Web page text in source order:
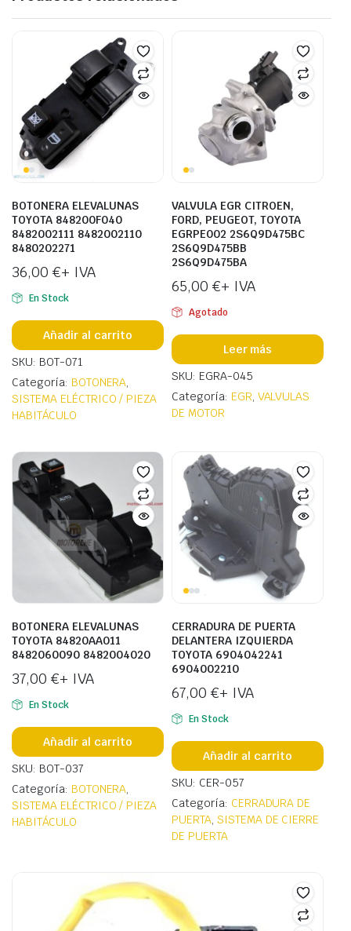
BOTONERA ELEVALUNAS
TOYOTA 848200F040
8482002111 8482002110
8480202271
36,00 €+ IVA
En Stock
Añadir al carrito
SKU: BOT-071
Categoría: BOTONERA,
SISTEMA ELÉCTRICO / PIEZA
HABITÁCULO
VALVULA EGR CITROEN,
FORD, PEUGEOT, TOYOTA
EGRPE002 2S6Q9D475BC
2S6Q9D475BB
2S6Q9D475BA
65,00 €+ IVA
Agotado
Leer más
SKU: EGRA-045
Categoría: EGR, VALVULAS
DE MOTOR
BOTONERA ELEVALUNAS
TOYOTA 84820AA011
8482060090 8482004020
37,00 €+ IVA
En Stock
Añadir al carrito
SKU: BOT-037
Categoría: BOTONERA,
SISTEMA ELÉCTRICO / PIEZA
HABITÁCULO
CERRADURA DE PUERTA
DELANTERA IZQUIERDA
TOYOTA 6904042241
6904002210
67,00 €+ IVA
En Stock
Añadir al carrito
SKU: CER-057
Categoría: CERRADURA DE
PUERTA, SISTEMA DE CIERRE
DE PUERTA